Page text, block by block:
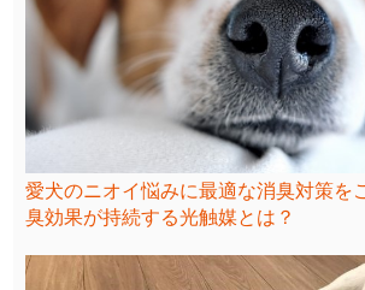
愛犬のニオイ悩みに最適な消臭対策を
臭効果が持続する光触媒とは？